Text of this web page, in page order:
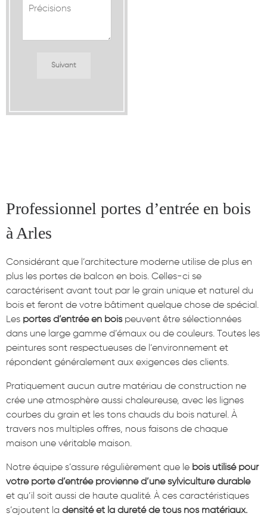
s
Suivant
Professionnel portes d’entrée en bois
à Arles
Considérant que l’architecture moderne utilise de plus en
plus les portes de balcon en bois. Celles-ci se
caractérisent avant tout par le grain unique et naturel du
bois et feront de votre bâtiment quelque chose de spécial.
Les portes d’entrée en boispeuvent être sélectionnées
dans une large gamme d’émaux ou de couleurs. Toutes les
peintures sont respectueuses de l’environnement et
répondent généralement aux exigences des clients.
Pratiquement aucun autre matériau de construction ne
crée une atmosphère aussi chaleureuse, avec les lignes
courbes du grain et les tons chauds du bois naturel. À
travers nos multiples offres, nous faisons de chaque
maison une véritable maison.
Notre équipe s’assure régulièrement que le bois utilisé pour
votre porte d’entrée provienne d’une sylviculture durable
et qu’il soit aussi de haute qualité. À ces caractéristiques
s’ajoutent la densité et la dureté de tous nos matériaux.